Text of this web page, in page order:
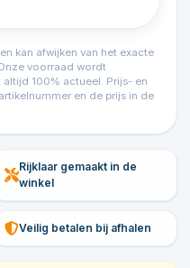
kan afwijken van het exacte
voorraad wordt
100% actueel. Prijs- en
en de prijs in de
Rijklaar gemaakt in de
winkel
Veilig betalen bij afhalen